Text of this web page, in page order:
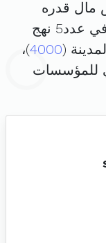
، ويقع مقرها الرئيسي في عدد5 نهج
(
4000)،
للمؤسسات